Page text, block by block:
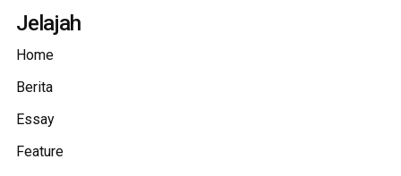
Jelajah
Home
Berita
Essay
Feature